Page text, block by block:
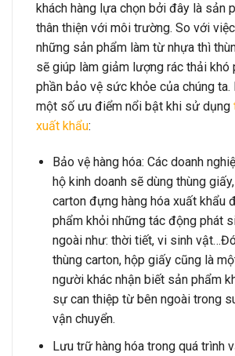
khách hàng lựa chọn bởi đây là sản
thân thiện với môi trường. So với
những sản phẩm làm từ nhựa thì
sẽ giúp làm giảm lượng rác thải khó
phần bảo vệ sức khỏe của chúng
một số ưu điểm nổi bật khi sử dụng
xuất khẩu:
Bảo vệ hàng hóa: Các doanh
hộ kinh doanh sẽ dùng thùng
carton đựng hàng hóa xuất khẩu
phẩm khỏi những tác động phát
ngoài như: thời tiết, vi sinh
thùng carton, hộp giấy cũng là
người khác nhận biết sản phẩm
sự can thiệp từ bên ngoài trong
vận chuyển.
Lưu trữ hàng hóa trong quá trình